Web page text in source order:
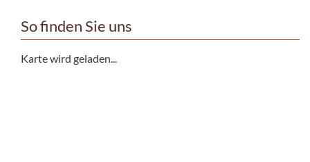
So finden Sie uns
Karte wird geladen...